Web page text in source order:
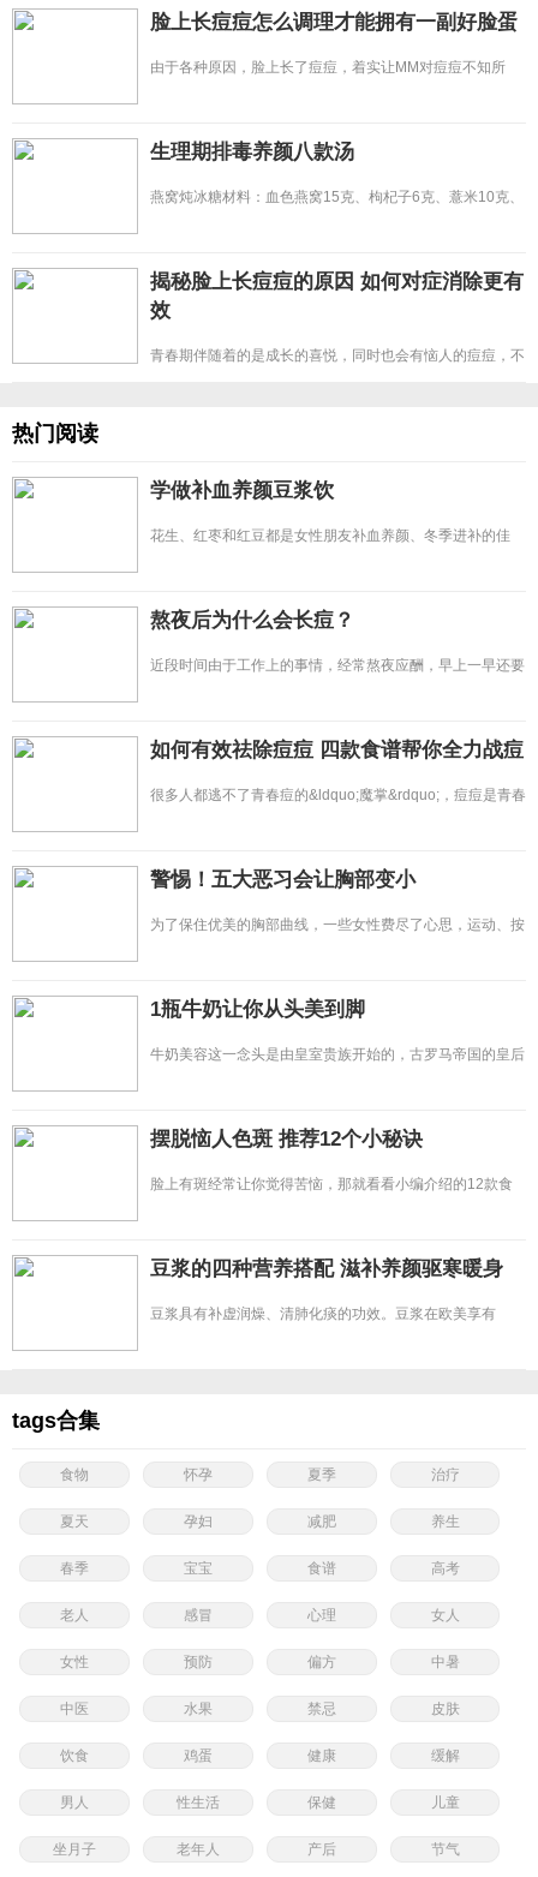
脸上长痘痘怎么调理才能拥有一副好脸蛋
由于各种原因，脸上长了痘痘，着实让MM对痘痘不知所
生理期排毒养颜八款汤
燕窝炖冰糖材料：血色燕窝15克、枸杞子6克、薏米10克、
揭秘脸上长痘痘的原因 如何对症消除更有
效
青春期伴随着的是成长的喜悦，同时也会有恼人的痘痘，不
热门阅读
学做补血养颜豆浆饮
花生、红枣和红豆都是女性朋友补血养颜、冬季进补的佳
熬夜后为什么会长痘？
近段时间由于工作上的事情，经常熬夜应酬，早上一早还要
如何有效祛除痘痘 四款食谱帮你全力战痘
很多人都逃不了青春痘的&ldquo;魔掌&rdquo;，痘痘是青春
警惕！五大恶习会让胸部变小
为了保住优美的胸部曲线，一些女性费尽了心思，运动、按
1瓶牛奶让你从头美到脚
牛奶美容这一念头是由皇室贵族开始的，古罗马帝国的皇后
摆脱恼人色斑 推荐12个小秘诀
脸上有斑经常让你觉得苦恼，那就看看小编介绍的12款食
豆浆的四种营养搭配 滋补养颜驱寒暖身
豆浆具有补虚润燥、清肺化痰的功效。豆浆在欧美享有
tags合集
食物 怀孕 夏季 治疗
夏天 孕妇 减肥 养生
春季 宝宝 食谱 高考
老人 感冒 心理 女人
女性 预防 偏方 中暑
中医 水果 禁忌 皮肤
饮食 鸡蛋 健康 缓解
男人 性生活 保健 儿童
坐月子 老年人 产后 节气